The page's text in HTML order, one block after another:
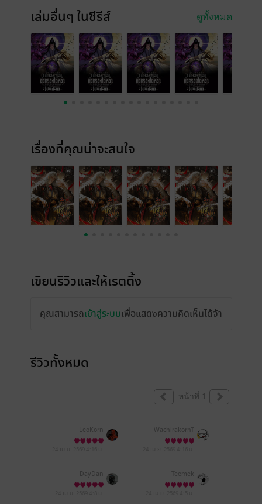
เล่มอื่นๆ ในซีรีส์ ดูทั้งหมด
เรื่องที่คุณน่าจะสนใจ
เขียนรีวิวและให้เรตติ้ง
คุณสามารถเข้าสู่ระบบเพื่อแสดงความคิดเห็นได้จ้า
รีวิวทั้งหมด
หน้าที่ 1
LeoKorn WachirakornT
DayDan Teemek